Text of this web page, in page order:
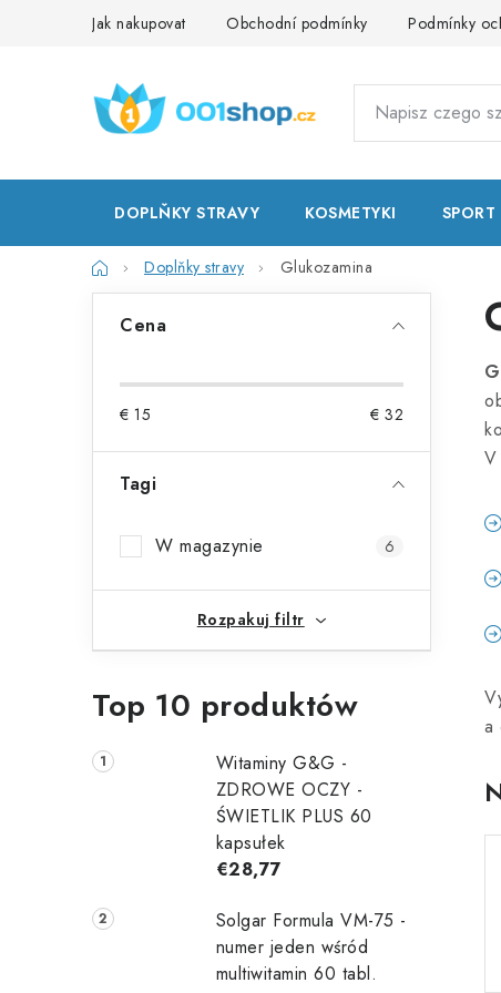
Jak nakupovat Obchodní podmínky Podmínky
DOPLŇKY STRAVY KOSMETYKI SPORT
HomeDoplňky stravy Glukozamina
e
c
z
n
y
Cena
€ 15 € 32
Tagi
W magazynie 6
Rozpakuj filtr
Top 10 produktów
Witaminy G&G -
ZDROWE OCZY -
ŚWIETLIK PLUS 60
kapsułek
€28,77
Solgar Formula VM-75 -
numer jeden wśród
multiwitamin 60 tabl.
V
a